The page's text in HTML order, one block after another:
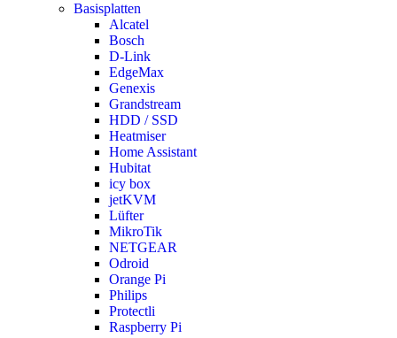
Basisplatten
Alcatel
Bosch
D-Link
EdgeMax
Genexis
Grandstream
HDD / SSD
Heatmiser
Home Assistant
Hubitat
icy box
jetKVM
Lüfter
MikroTik
NETGEAR
Odroid
Orange Pi
Philips
Protectli
Raspberry Pi